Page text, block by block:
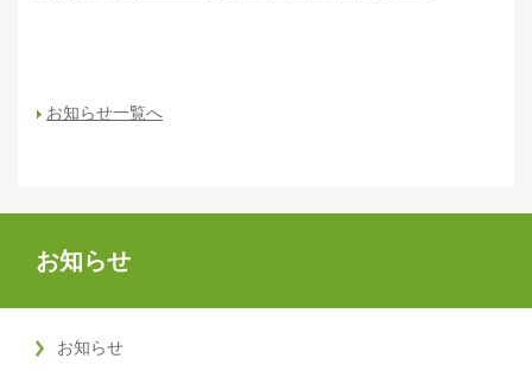
お知らせ一覧へ
お知らせ
お知らせ